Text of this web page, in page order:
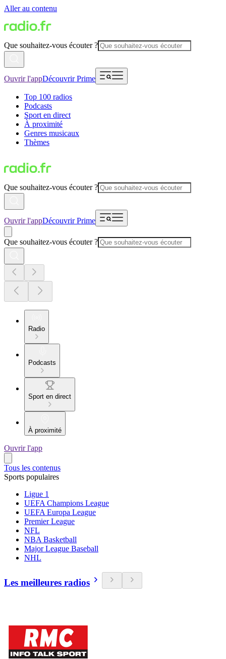
Aller au contenu
Que souhaitez-vous écouter ?
Ouvrir l'appDécouvrir Prime
Top 100 radios
Podcasts
Sport en direct
À proximité
Genres musicaux
Thèmes
Que souhaitez-vous écouter ?
Ouvrir l'appDécouvrir Prime
Que souhaitez-vous écouter ?
Radio
Podcasts
Sport en direct
À proximité
Ouvrir l'app
Tous les contenus
Sports populaires
Ligue 1
UEFA Champions League
UEFA Europa League
Premier League
NFL
NBA Basketball
Major League Baseball
NHL
Les meilleures radios